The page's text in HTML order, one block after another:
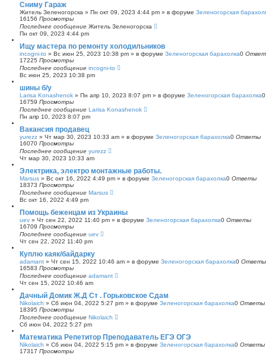
Сниму Гараж
Житель Зеленогорска » Пн окт 09, 2023 4:44 pm » в форуме Зеленогорская
16156 Просмотры
Последнее сообщение Житель Зеленогорска
Пн окт 09, 2023 4:44 pm
Ищу мастера по ремонту холодильников
incogni-to » Вс июн 25, 2023 10:38 pm » в форуме Зеленогорская барахолка0
17225 Просмотры
Последнее сообщение incogni-to
Вс июн 25, 2023 10:38 pm
шины б/у
Larisa Konashenok » Пн апр 10, 2023 8:07 pm » в форуме Зеленогорская барахолка
16759 Просмотры
Последнее сообщение Larisa Konashenok
Пн апр 10, 2023 8:07 pm
Вакансия продавец
yurezz » Чт мар 30, 2023 10:33 am » в форуме Зеленогорская барахолка0 Ответы
16070 Просмотры
Последнее сообщение yurezz
Чт мар 30, 2023 10:33 am
Электрика, электро монтажные работы.
Marsus » Вс окт 16, 2022 4:49 pm » в форуме Зеленогорская барахолка0 Ответы
18373 Просмотры
Последнее сообщение Marsus
Вс окт 16, 2022 4:49 pm
Помощь беженцам из Украины
uev » Чт сен 22, 2022 11:40 pm » в форуме Зеленогорская барахолка0 Ответы
16709 Просмотры
Последнее сообщение uev
Чт сен 22, 2022 11:40 pm
Куплю каяк/байдарку
adamant » Чт сен 15, 2022 10:46 am » в форуме Зеленогорская барахолка0 Ответы
16583 Просмотры
Последнее сообщение adamant
Чт сен 15, 2022 10:46 am
Дачный Домик Ж.Д Ст . Горьковское Сдам
Nikolaich » Сб июн 04, 2022 5:27 pm » в форуме Зеленогорская барахолка0 Ответы
18395 Просмотры
Последнее сообщение Nikolaich
Сб июн 04, 2022 5:27 pm
Математика Репетитор Преподаватель ЕГЭ ОГЭ
Nikolaich » Сб июн 04, 2022 5:15 pm » в форуме Зеленогорская барахолка0 Ответы
17317 Просмотры